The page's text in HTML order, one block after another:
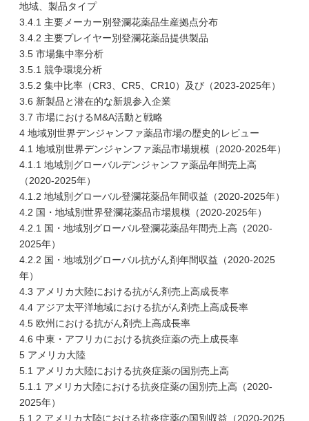
地域、製品タイプ
3.4.1 主要メーカー別登瀾花薬品生産拠点分布
3.4.2 主要プレイヤー別登瀾花薬品提供製品
3.5 市場集中率分析
3.5.1 競争環境分析
3.5.2 集中比率（CR3、CR5、CR10）及び（2023-2025年）
3.6 新製品と潜在的な新規参入企業
3.7 市場におけるM&A活動と戦略
4 地域別世界デンジャンファ薬品市場の歴史的レビュー
4.1 地域別世界デンジャンファ薬品市場規模（2020-2025年）
4.1.1 地域別グローバルデンジャンファ薬品年間売上高
（2020-2025年）
4.1.2 地域別グローバル登瀾花薬品年間収益（2020-2025年）
4.2 国・地域別世界登瀾花薬品市場規模（2020-2025年）
4.2.1 国・地域別グローバル登瀾花薬品年間売上高（2020-
2025年）
4.2.2 国・地域別グローバル抗がん剤年間収益（2020-2025
年）
4.3 アメリカ大陸における抗がん剤売上高成長率
4.4 アジア太平洋地域における抗がん剤売上高成長率
4.5 欧州における抗がん剤売上高成長率
4.6 中東・アフリカにおける抗炎症薬の売上成長率
5 アメリカ大陸
5.1 アメリカ大陸における抗炎症薬の国別売上高
5.1.1 アメリカ大陸における抗炎症薬の国別売上高（2020-
2025年）
5.1.2 アメリカ大陸における抗炎症薬の国別収益（2020-2025